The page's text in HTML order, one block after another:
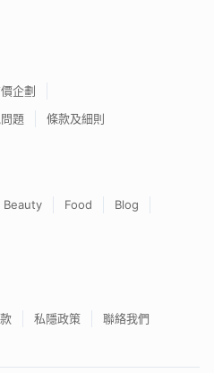
企劃
題 條款及細則
Beauty Food
Blog
私隱政策 聯絡我們